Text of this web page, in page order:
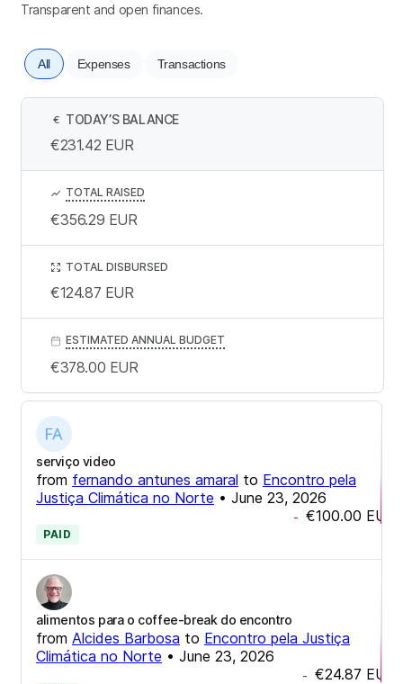
Transparent and open finances.
All Expenses Transactions
serviço video
from fernando antunes amaral to Encontro pela
Justiça Climática no Norte • June 23, 2026
- €100.00 EUR
PAID
alimentos para o coffee-break do encontro
from Alcides Barbosa to Encontro pela Justiça
Climática no Norte • June 23, 2026
- €24.87 EUR
€ TODAY’S BALANCE
€231.42 EUR
TOTAL RAISED
€356.29 EUR
TOTAL DISBURSED
€124.87 EUR
ESTIMATED ANNUAL BUDGET
€378.00 EUR